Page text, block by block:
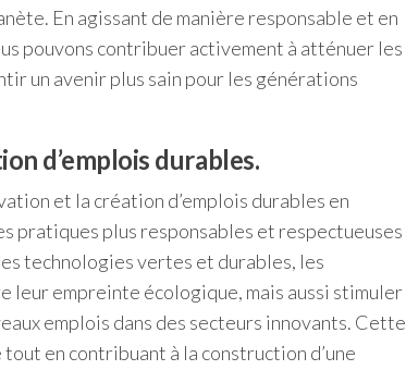
En agissant de manière responsable et en
pouvons contribuer activement à atténuer les
un avenir plus sain pour les générations
d’emplois durables.
et la création d’emplois durables en
pratiques plus responsables et respectueuses
technologies vertes et durables, les
leur empreinte écologique, mais aussi stimuler
emplois dans des secteurs innovants. Cette
en contribuant à la construction d’une